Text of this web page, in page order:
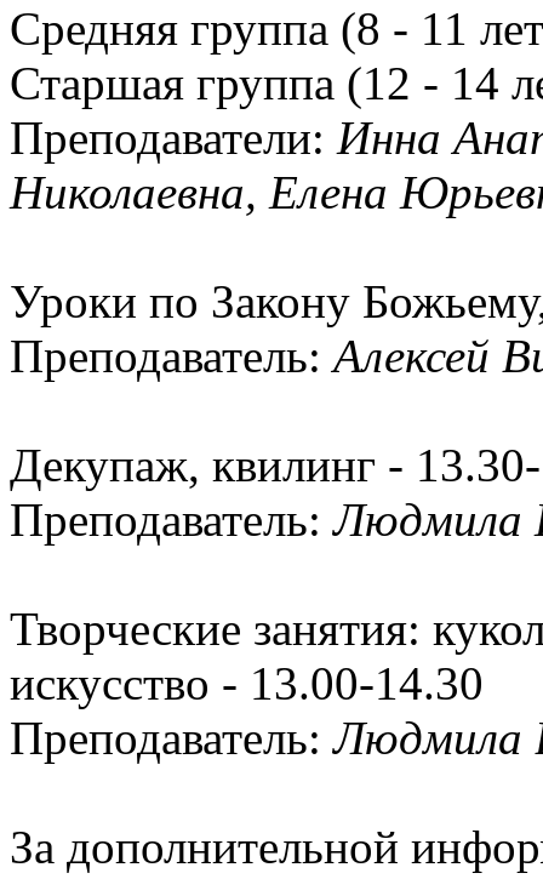
Средняя группа (8 - 11
Старшая группа (12 - 14
Преподаватели: Инна
Николаевна, Елена
Уроки по Закону
Преподаватель: Алексей
Декупаж, квилинг -
Преподаватель: Людмила
Творческие занятия:
искусство - 13.00-14.30
Преподаватель:Людмила
За дополнительной